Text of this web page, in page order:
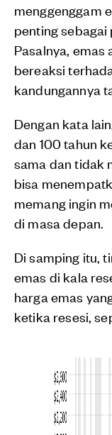
menggenggam
penting sebagai
Pasalnya, emas
bereaksi
kandungannya
Dengan kata
dan 100 tahun
sama dan tidak
bisa
memang ingin
di masa depan.
Di samping itu,
emas di kala
harga emas
ketika resesi,